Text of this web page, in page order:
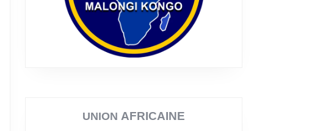
UNION AFRICAINE